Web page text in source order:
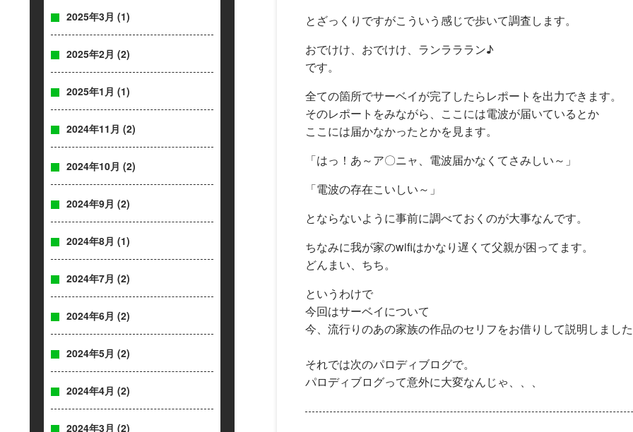
2025年3月 (1)
2025年2月 (2)
2025年1月 (1)
2024年11月 (2)
2024年10月 (2)
2024年9月 (2)
2024年8月 (1)
2024年7月 (2)
2024年6月 (2)
2024年5月 (2)
2024年4月 (2)
2024年3月 (2)
とざっくりですがこういう感じで歩いて調査します。
おでけけ、おでけけ、ランラララン♪
です。
全ての箇所でサーベイが完了したらレポートを出力できます。
そのレポートをみながら、ここには電波が届いているとか
ここには届かなかったとかを見ます。
「はっ！あ～ア〇ニャ、電波届かなくてさみしい～」
「電波の存在こいしい～」
とならないように事前に調べておくのが大事なんです。
ちなみに我が家のwifiはかなり遅くて父親が困ってます。
どんまい、ちち。
というわけで
今回はサーベイについて
今、流行りのあの家族の作品のセリフをお借りして説明しまし
それでは次のパロディブログで。
パロディブログって意外に大変なんじゃ、、、